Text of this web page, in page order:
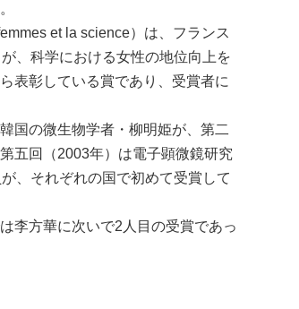
et la science）は、フランス
、科学における女性の地位向上を
表彰している賞であり、受賞者に
国の微生物学者・柳明姫が、第二
五回（2003年）は電子顕微鏡研究
、それぞれの国で初めて受賞して
李方華に次いで2人目の受賞であっ